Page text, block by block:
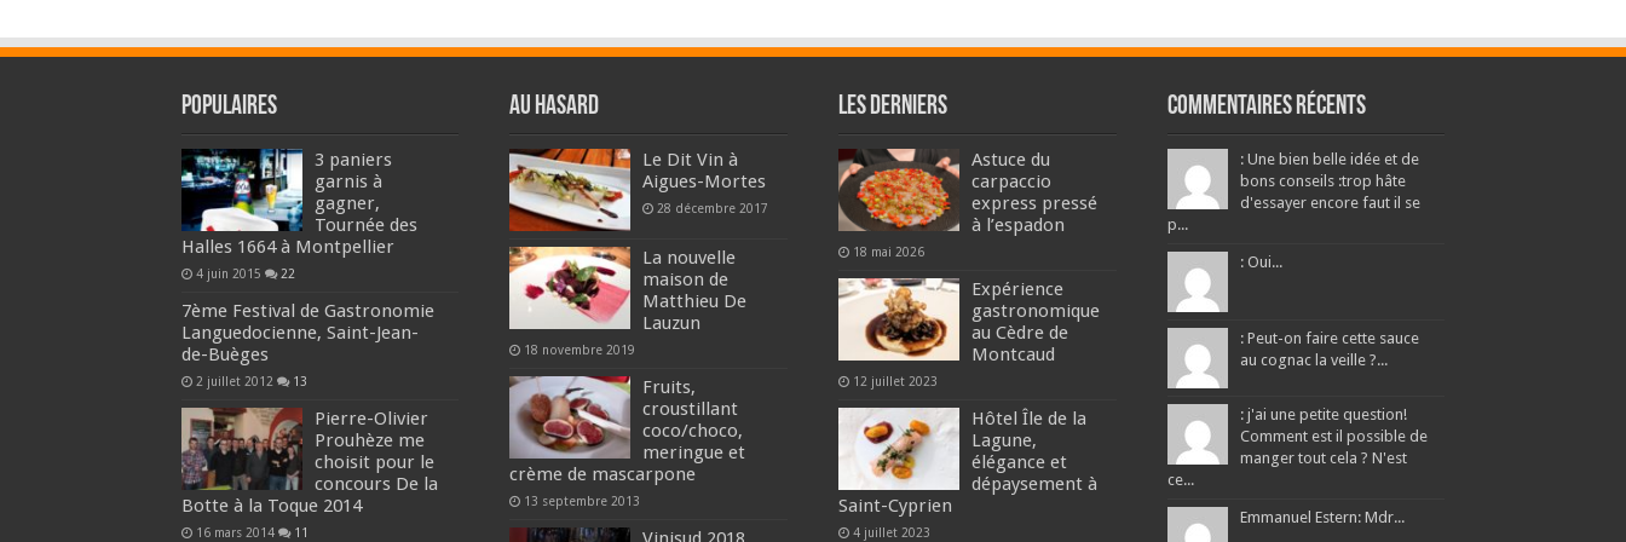
Populaires
3 paniers
garnis à
gagner,
Tournée des
Halles 1664 à Montpellier
4 juin 2015 22
7ème Festival de Gastronomie
Languedocienne, Saint-Jean-
de-Buèges
2 juillet 2012 13
Pierre-Olivier
Prouhèze me
choisit pour le
concours De la
Botte à la Toque 2014
16 mars 2014 11
Au hasard
Le Dit Vin à
Aigues-Mortes
28 décembre 2017
La nouvelle
maison de
Matthieu De
Lauzun
18 novembre 2019
Fruits,
croustillant
coco/choco,
meringue et
crème de mascarpone
13 septembre 2013
Les derniers
Astuce du
carpaccio
express pressé
à l’espadon
18 mai 2026
Expérience
gastronomique
au Cèdre de
Montcaud
12 juillet 2023
Hôtel Île de la
Lagune,
élégance et
dépaysement à
Saint-Cyprien
4 juillet 2023
Commentaires récents
: Une bien belle idée et de
bons conseils :trop hâte
d'essayer encore faut il se
p...
: Oui...
: Peut-on faire cette sauce
au cognac la veille ?...
: j'ai une petite question!
Comment est il possible de
manger tout cela ? N'est
ce...
Emmanuel Estern: Mdr...